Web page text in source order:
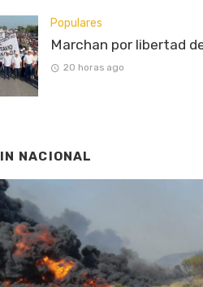
Populares
Marchan por libertad
20 horas ago
NACIONAL